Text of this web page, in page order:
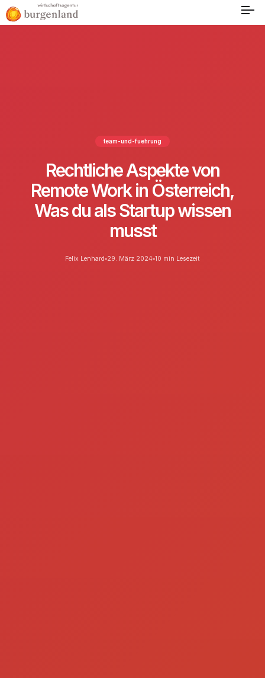
team-und-fuehrung
Rechtliche Aspekte von
Remote Work in Österreich,
Was du als Startup wissen
musst
Felix Lenhard 29. März 2024 10 min Lesezeit